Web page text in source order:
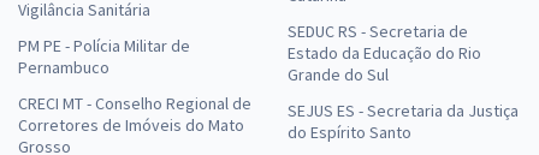
Vigilância Sanitária
PM PE - Polícia Militar de
Pernambuco
CRECI MT - Conselho Regional de
Corretores de Imóveis do Mato
Grosso
SEDUC RS - Secretaria de
Estado da Educação do Rio
Grande do Sul
SEJUS ES - Secretaria da Justiça
do Espírito Santo